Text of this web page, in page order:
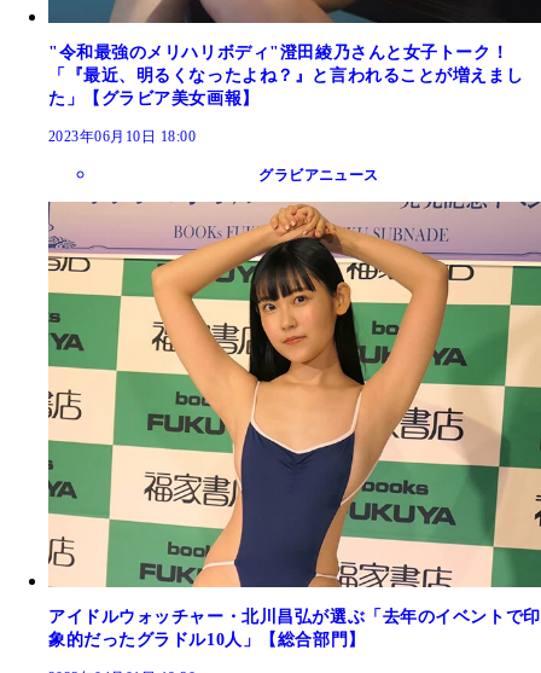
"令和最強のメリハリボディ"澄田綾乃さんと女子トーク！
「『最近、明るくなったよね？』と言われることが増えまし
た」【グラビア美女画報】
2023年06月10日 18:00
グラビアニュース
アイドルウォッチャー・北川昌弘が選ぶ「去年のイベントで印
象的だったグラドル10人」【総合部門】